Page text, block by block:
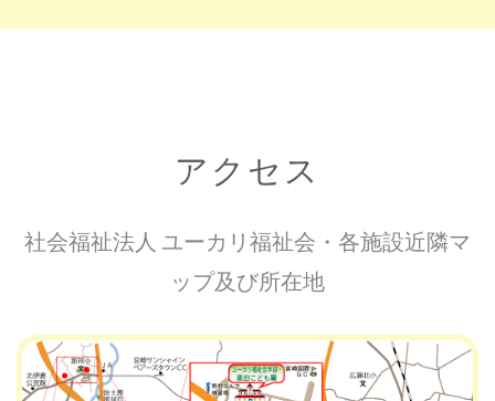
アクセス
社会福祉法人 ユーカリ福祉会・各施設近隣マ
ップ及び所在地